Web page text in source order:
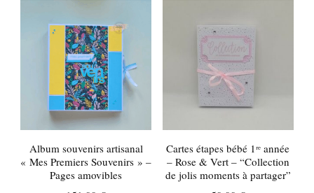
Album souvenirs artisanal
« Mes Premiers Souvenirs » –
Pages amovibles
Cartes étapes bébé 1ʳᵉ année
– Rose & Vert – “Collection
de jolis moments à partager”